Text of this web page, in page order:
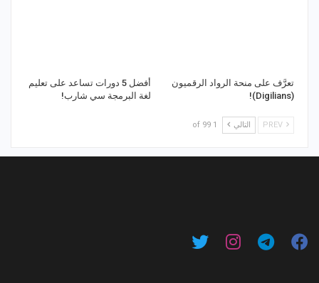
تعرَّف على منحة الرواد الرقميون
(Digilians)!
أفضل 5 دورات تساعد على تعليم
لغة البرمجة سي شارب!
التالي 1 of 99